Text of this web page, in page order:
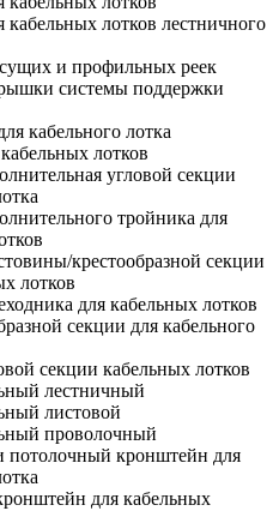
кабельных лотков лестничного
и профильных реек
системы поддержки
кабельного лотка
лотков
угловой секции
тройника для
крестообразной секции
лотков
для кабельных лотков
секции для кабельного
секции кабельных лотков
лестничный
листовой
проволочный
потолочный кронштейн для
для кабельных